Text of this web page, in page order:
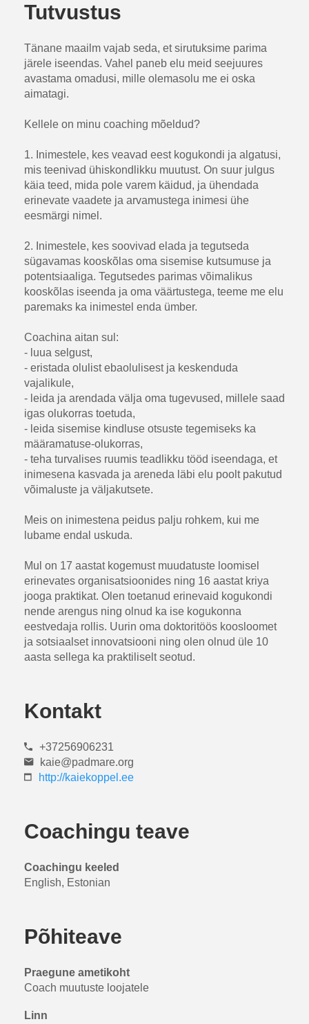
Tutvustus
Tänane maailm vajab seda, et sirutuksime parima
järele iseendas. Vahel paneb elu meid seejuures
avastama omadusi, mille olemasolu me ei oska
aimatagi.
Kellele on minu coaching mõeldud?
1. Inimestele, kes veavad eest kogukondi ja algatusi,
mis teenivad ühiskondlikku muutust. On suur julgus
käia teed, mida pole varem käidud, ja ühendada
erinevate vaadete ja arvamustega inimesi ühe
eesmärgi nimel.
2. Inimestele, kes soovivad elada ja tegutseda
sügavamas kooskõlas oma sisemise kutsumuse ja
potentsiaaliga. Tegutsedes parimas võimalikus
kooskõlas iseenda ja oma väärtustega, teeme me elu
paremaks ka inimestel enda ümber.
Coachina aitan sul:
- luua selgust,
- eristada olulist ebaolulisest ja keskenduda
vajalikule,
- leida ja arendada välja oma tugevused, millele saad
igas olukorras toetuda,
- leida sisemise kindluse otsuste tegemiseks ka
määramatuse-olukorras,
- teha turvalises ruumis teadlikku tööd iseendaga, et
inimesena kasvada ja areneda läbi elu poolt pakutud
võimaluste ja väljakutsete.
Meis on inimestena peidus palju rohkem, kui me
lubame endal uskuda.
Mul on 17 aastat kogemust muudatuste loomisel
erinevates organisatsioonides ning 16 aastat kriya
jooga praktikat. Olen toetanud erinevaid kogukondi
nende arengus ning olnud ka ise kogukonna
eestvedaja rollis. Uurin oma doktoritöös koosloomet
ja sotsiaalset innovatsiooni ning olen olnud üle 10
aasta sellega ka praktiliselt seotud.
Kontakt
+37256906231
kaie@padmare.org
http://kaiekoppel.ee
Coachingu teave
Coachingu keeled
English, Estonian
Põhiteave
Praegune ametikoht
Coach muutuste loojatele
Linn